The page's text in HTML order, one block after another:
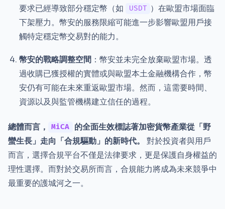
要求已經導致部分穩定幣（如
USDT ）在歐盟市場面臨
下架壓力。幣安的服務限縮可能進一步影響歐盟用戶接
觸特定穩定幣交易對的能力。
幣安的戰略調整空間 ：幣安並未完全放棄歐盟市場。透
過收購已獲授權的實體或與歐盟本土金融機構合作，幣
安仍有可能在未來重返歐盟市場。然而，這需要時間、
資源以及與監管機構建立信任的過程。
總體而言， MiCA
的全面生效標誌著加密貨幣產業從「野
蠻生長」走向「合規驅動」的新時代。
對於投資者與用戶
而言，選擇合規平台不僅是法律要求，更是保護自身權益的
理性選擇。而對於交易所而言，合規能力將成為未來競爭中
最重要的護城河之一。